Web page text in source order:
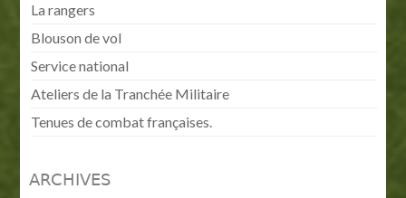
La rangers
Blouson de vol
Service national
Ateliers de la Tranchée Militaire
Tenues de combat françaises.
ARCHIVES